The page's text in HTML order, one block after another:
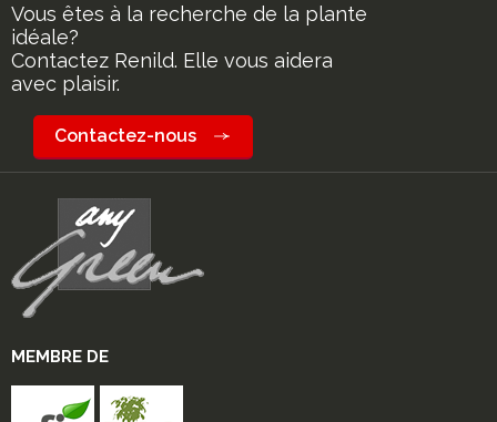
Vous êtes à la recherche de la plante
idéale?
Contactez Renild. Elle vous aidera
avec plaisir.
Contactez-nous
MEMBRE DE